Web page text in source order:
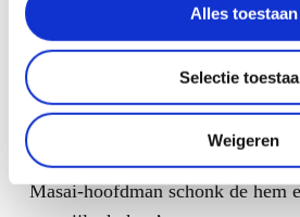
Alles toestaan
Selectie
Weigeren
‘De ceremonie werd vervolgd
spreekgestoelte. De
bisschop (de missie zal de school
de minister-president toe.
dames van de lokale politieke
geschenken in de vorm van
Masai-hoofdman schonk de hem